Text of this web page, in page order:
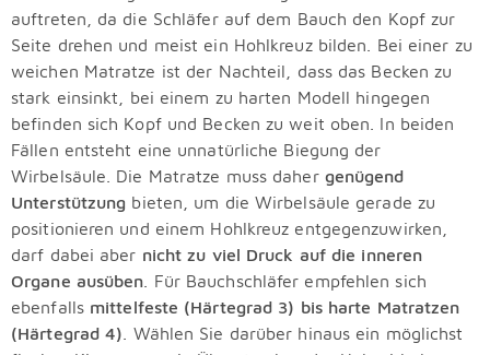
auftreten, da die Schläfer auf dem Bauch den Kopf zur
Seite drehen und meist ein Hohlkreuz bilden. Bei einer zu
weichen Matratze ist der Nachteil, dass das Becken zu
stark einsinkt, bei einem zu harten Modell hingegen
befinden sich Kopf und Becken zu weit oben. In beiden
Fällen entsteht eine unnatürliche Biegung der
Wirbelsäule. Die Matratze muss daher genügend
Unterstützung bieten, um die Wirbelsäule gerade zu
positionieren und einem Hohlkreuz entgegenzuwirken,
darf dabei aber nicht zu viel Druck auf die inneren
Organe ausüben . Für Bauchschläfer empfehlen sich
ebenfalls mittelfeste (Härtegrad 3) bis harte Matratzen
(Härtegrad 4) . Wählen Sie darüber hinaus ein möglichst